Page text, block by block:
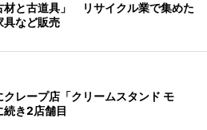
材と古道具」 リサイクル業で集めた
具など販売
クレープ店「クリームスタンド モ
き2店舗目